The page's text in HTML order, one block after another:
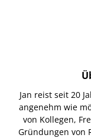
Jan reist seit 20
angenehm wie
von Kollegen,
Gründungen von